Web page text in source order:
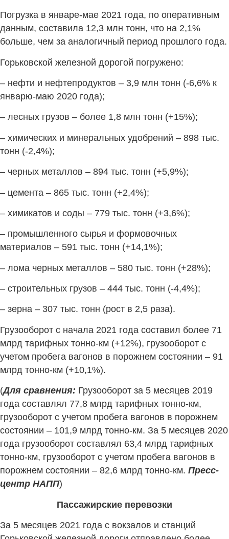
Погрузка в январе-мае 2021 года, по оперативным
данным, составила 12,3 млн тонн, что на 2,1%
больше, чем за аналогичный период прошлого года.
Горьковской железной дорогой погружено:
– нефти и нефтепродуктов – 3,9 млн тонн (-6,6% к
январю-маю 2020 года);
– лесных грузов – более 1,8 млн тонн (+15%);
– химических и минеральных удобрений – 898 тыс.
тонн (-2,4%);
– черных металлов – 894 тыс. тонн (+5,9%);
– цемента – 865 тыс. тонн (+2,4%);
– химикатов и соды – 779 тыс. тонн (+3,6%);
– промышленного сырья и формовочных
материалов – 591 тыс. тонн (+14,1%);
– лома черных металлов – 580 тыс. тонн (+28%);
– строительных грузов – 444 тыс. тонн (-4,4%);
– зерна – 307 тыс. тонн (рост в 2,5 раза).
Грузооборот с начала 2021 года составил более 71
млрд тарифных тонно-км (+12%), грузооборот с
учетом пробега вагонов в порожнем состоянии – 91
млрд тонно-км (+10,1%).
(Для сравнения: Грузооборот за 5 месяцев 2019
года составлял 77,8 млрд тарифных тонно-км,
грузооборот с учетом пробега вагонов в порожнем
состоянии – 101,9 млрд тонно-км. За 5 месяцев 2020
года грузооборот составлял 63,4 млрд тарифных
тонно-км, грузооборот с учетом пробега вагонов в
порожнем состоянии – 82,6 млрд тонно-км. Пресс-
центр НАПП)
Пассажирские перевозки
За 5 месяцев 2021 года с вокзалов и станций